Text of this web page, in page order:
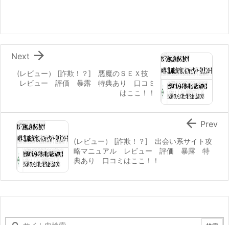
(レビュー） [詐欺！？] 悪魔のＳＥＸ技
レビュー 評価 暴露 特典あり 口コミ
はここ！！

Next
(レビュー） [詐欺！？] 出会い系サイト攻
略マニュアル レビュー 評価 暴露 特
典あり 口コミはここ！！
 Prev